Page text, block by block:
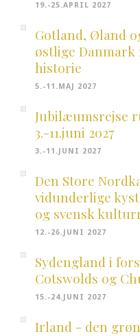
19.-25.APRIL 2027
Gotland, Øland
østlige
historie
5.-11.MAJ 2027
Jubilæumsrejse
3.-11.juni 2027
3.-11.JUNI 2027
Den Store
vidunderlige
og svensk
12.-26.JUNI 2027
Sydengland i
Cotswolds og
15.-24.JUNI 2027
Irland - den